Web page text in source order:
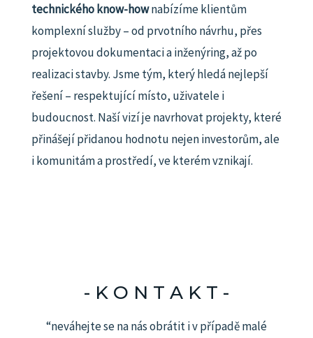
technického know-hownabízíme klientům
komplexní služby – od prvotního návrhu, přes
projektovou dokumentaci a inženýring, až po
realizaci stavby. Jsme tým, který hledá nejlepší
řešení – respektující místo, uživatele i
budoucnost. Naší vizí je navrhovat projekty, které
přinášejí přidanou hodnotu nejen investorům, ale
i komunitám a prostředí, ve kterém vznikají.
- K O N T A K T -​
“neváhejte se na nás obrátit i v případě malé